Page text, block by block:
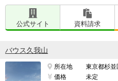
公式サイト 資料請求
バウス久我山
所在地
東京都杉並
価格
未定